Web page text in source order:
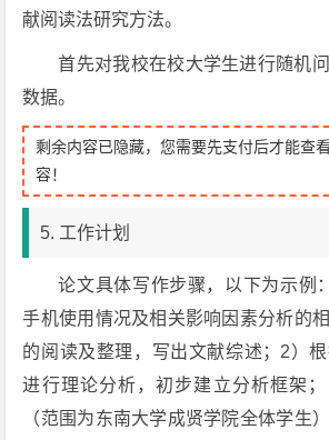
献阅读法研究方法。
首先对我校在校大学生进行随机
数据。
剩余内容已隐藏，您需要先支付后才能查
容！
5. 工作计划
论文具体写作步骤，以下为示例
手机使用情况及相关影响因素分析的
的阅读及整理，写出文献综述；2）根
进行理论分析，初步建立分析框架
（范围为东南大学成贤学院全体学生